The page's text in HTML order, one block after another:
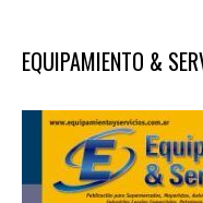
EQUIPAMIENTO &